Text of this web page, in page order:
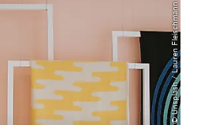
© Unsplash / Lauren Fleischmann